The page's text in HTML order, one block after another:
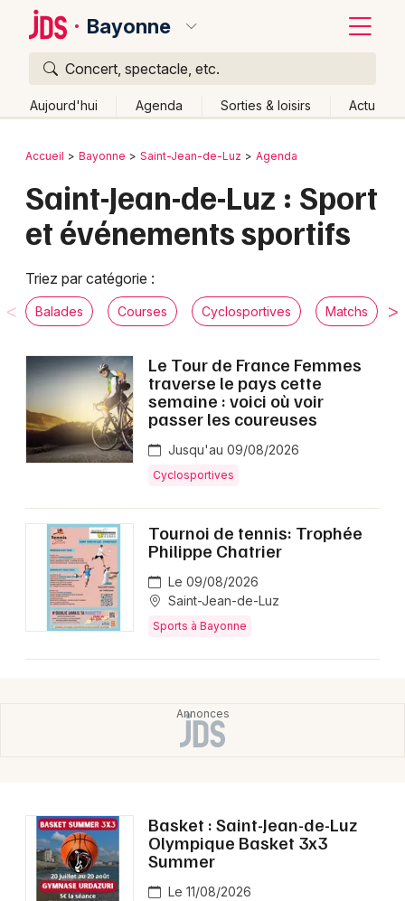
Bayonne
Concert, spectacle, etc.
Aujourd'hui Agenda Sorties & loisirs Actu
Publier un événement
Grands événements
Activité & Expérience
Manifestations
Foires & salons
Spectacles
Sports
Soirées
Sorties famille
Expos
Sports dans les Pyrénées-Atlantiques
Sports en Nouvelle-Aquitaine
Bordeaux
Colmar
Lyon
Mulhouse
Montpellier
Nantes
Paris
Strasbourg
Toulouse
Toutes les villes
Retour
Accueil Bayonne Saint-Jean-de-Luz Agenda
Saint-Jean-de-Luz : Sport
et événements sportifs
Triez par catégorie :
Balades Courses Cyclosportives Matchs
Le Tour de France Femmes
traverse le pays cette
semaine : voici où voir
passer les coureuses
Jusqu'au 09/08/2026
Cyclosportives
Tournoi de tennis: Trophée
Philippe Chatrier
Le 09/08/2026
Saint-Jean-de-Luz
Sports à Bayonne
Basket : Saint-Jean-de-Luz
Olympique Basket 3x3
Summer
Le 11/08/2026
Quoi ?
Où ?
Aquitaine
Partout Près de moi Changer de lieu
Quand ?
Effacer les dates
Aujourd'hui
Demain